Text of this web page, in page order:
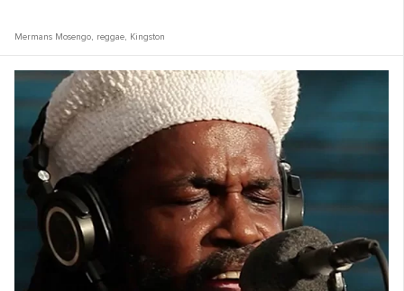
Mermans Mosengo, reggae, Kingston